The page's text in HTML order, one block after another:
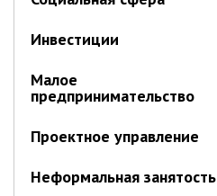
Инвестиции
Малое
предпринимательство
Проектное управление
Неформальная занятость